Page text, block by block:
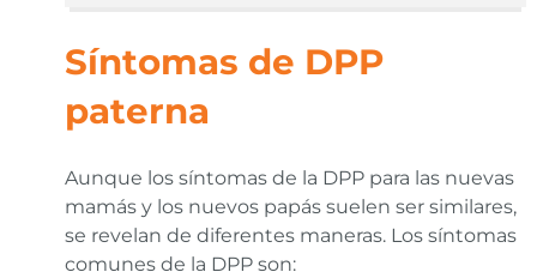
Síntomas de DPP
paterna
Aunque los síntomas de la DPP para las nuevas
mamás y los nuevos papás suelen ser similares,
se revelan de diferentes maneras. Los síntomas
comunes de la DPP son: